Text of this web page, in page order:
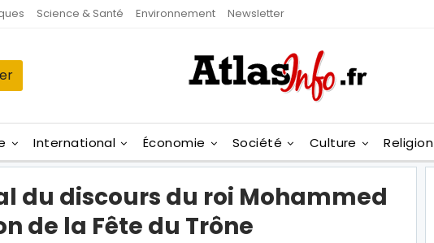
Science & Santé Environnement Newsletter
International Économie Société Culture Religion
du discours du roi Mohammed
de la Fête du Trône